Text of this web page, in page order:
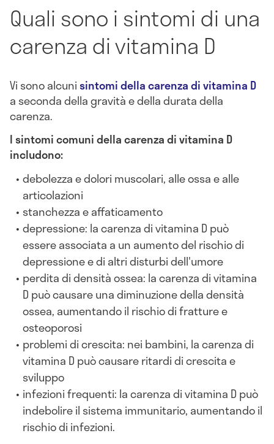
Quali sono i sintomi di una
carenza di vitamina D
Vi sono alcunisintomi della carenza di vitamina D
a seconda della gravità e della durata della
carenza.
I sintomi comuni della carenza di vitamina D
includono:
debolezza e dolori muscolari, alle ossa e alle
articolazioni
stanchezza e affaticamento
depressione: la carenza di vitamina D può
essere associata a un aumento del rischio di
depressione e di altri disturbi dell'umore
perdita di densità ossea: la carenza di vitamina
D può causare una diminuzione della densità
ossea, aumentando il rischio di fratture e
osteoporosi
problemi di crescita: nei bambini, la carenza di
vitamina D può causare ritardi di crescita e
sviluppo
infezioni frequenti: la carenza di vitamina D può
indebolire il sistema immunitario, aumentando il
rischio di infezioni.